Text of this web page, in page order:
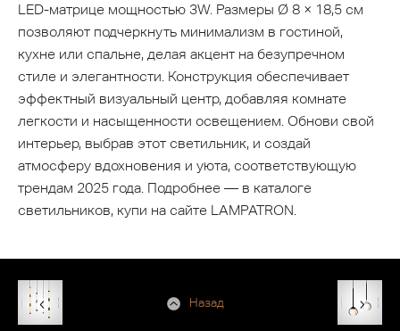
LED-матрице мощностью 3W. Размеры Ø 8 × 18,5 см
позволяют подчеркнуть минимализм в гостиной,
кухне или спальне, делая акцент на безупречном
стиле и элегантности. Конструкция обеспечивает
эффектный визуальный центр, добавляя комнате
легкости и насыщенности освещением. Обнови свой
интерьер, выбрав этот светильник, и создай
атмосферу вдохновения и уюта, соответствующую
трендам 2025 года. Подробнее — в каталоге
светильников, купи на сайте LAMPATRON.
Назад